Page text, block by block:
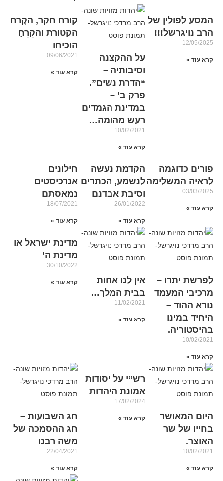
המסע לפולין של
הרב נויגרשל!!!
12/05/2025
קרא עוד »
על ההקצנה
וסיבותיה –
“הדרת נשים”.
פרק ב’ –
במדינת הגמדים
רעש מהומה…
10/02/2021
קרא עוד »
קורח חקר, הקֶרַח
הקטורת והקֵרֵחַ
הוכיחו
09/06/2021
קרא עוד »
פורים כדוגמה
לראיה המשלימה
03/03/2025
קרא עוד »
הקדמת נעשה
לנשמע, הכתרים
וסיבת אבדנם
26/01/2022
קרא עוד »
חילונים
אנרכיסטים
נמאסתם
18/07/2021
קרא עוד »
לפרשת יתרו –
מרכיבי המעמד
נורא ההוד –
היחיד במינו
בהיסטוריה.
10/02/2021
קרא עוד »
אין לנו אחות
בבית המלך…
11/02/2021
קרא עוד »
מדינת ישראל או
מדינת ה’
30/10/2022
קרא עוד »
היום המאושר
בחייו של שר
האוצר.
10/02/2021
קרא עוד »
רש”י על יסודות
אמונת היהדות
17/02/2024
קרא עוד »
חג השבועות –
חג ההסמכה של
משה רבנו
22/04/2021
קרא עוד »